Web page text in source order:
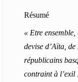
Résumé
« Etre
devise d’Aïta,
républicains
contraint à l’exil